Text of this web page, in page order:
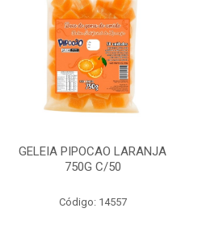
GELEIA PIPOCAO LARANJA
750G C/50
Código: 14557